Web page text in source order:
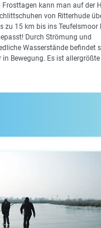
Frosttagen kann man auf der
von Ritterhude
zu 15 km bis ins Teufelsmoor
Durch Strömung und
Wasserstände befindet
in Bewegung. Es ist